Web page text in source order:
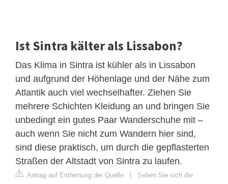
Ist Sintra kälter als Lissabon?
Das Klima in Sintra ist kühler als in Lissabon
und aufgrund der Höhenlage und der Nähe zum
Atlantik auch viel wechselhafter. Ziehen Sie
mehrere Schichten Kleidung an und bringen Sie
unbedingt ein gutes Paar Wanderschuhe mit –
auch wenn Sie nicht zum Wandern hier sind,
sind diese praktisch, um durch die gepflasterten
Straßen der Altstadt von Sintra zu laufen.
Antrag auf Entfernung der Quelle | Sehen Sie sich die